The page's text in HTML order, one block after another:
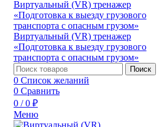
Поиск
0 Список желаний
0 Сравнить
0 / 0 ₽
Меню